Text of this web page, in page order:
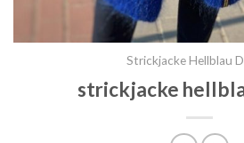
Strickjacke Hellblau
strickjacke